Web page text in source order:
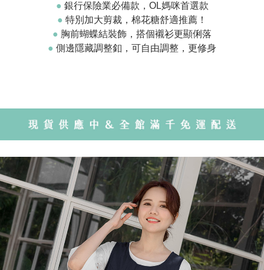
● 銀行保險業必備款，OL媽咪首選款
● 特別加大剪裁，棉花糖舒適推薦！
● 胸前蝴蝶結裝飾，搭個襯衫更顯俐落
● 側邊隱藏調整釦，可自由調整，更修身